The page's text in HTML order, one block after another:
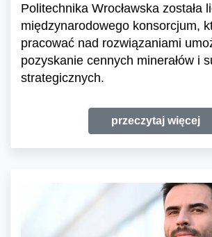
Politechnika Wrocławska została
międzynarodowego konsorcjum,
pracować nad rozwiązaniami
pozyskanie cennych minerałów i
strategicznych.
przeczytaj więcej